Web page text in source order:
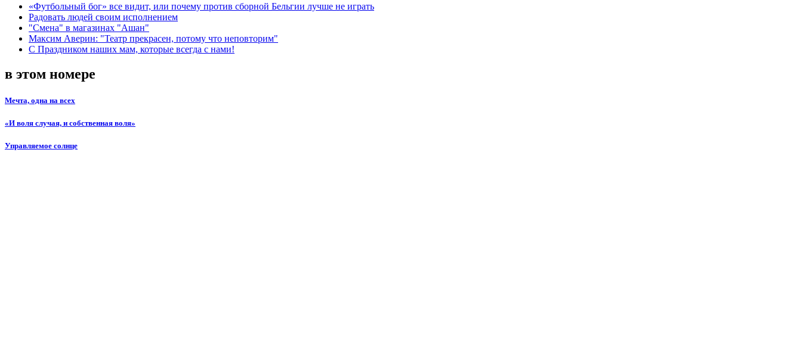
«Футбольный бог» все видит, или почему против сборной Бельгии лучше не играть
Радовать людей своим исполнением
"Смена" в магазинах "Ашан"
Максим Аверин: "Театр прекрасен, потому что неповторим"
С Праздником наших мам, которые всегда с нами!
в этом номере
Мечта, одна на всех
«И воля случая, и собственная воля»
Управляемое солнце